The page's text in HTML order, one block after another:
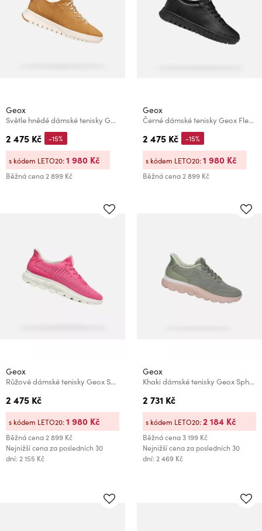
Geox
Světle hnědé dámské tenisky Geox Flextride Plus
2 475 Kč
Běžná cena2 899 Kč
-15%
s kódem LETO20:1 980 Kč
Geox
Černé dámské tenisky Geox Flextride Fast in
2 475 Kč
Běžná cena2 899 Kč
-15%
s kódem LETO20:1 980 Kč
Geox
Růžové dámské tenisky Geox Spherica Plus Fast in
2 475 Kč
Běžná cena2 899 Kč
Nejnižší cena za posledních 30
dní: 2 155 Kč
s kódem LETO20:1 980 Kč
Geox
Khaki dámské tenisky Geox Spherica Plus
2 731 Kč
Běžná cena3 199 Kč
Nejnižší cena za posledních 30
dní: 2 469 Kč
s kódem LETO20:2 184 Kč